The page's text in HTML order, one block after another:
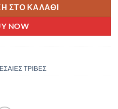
ΣΤΟ ΚΑΛΆΘΙ
NOW
ΤΡΙΒΕΣ